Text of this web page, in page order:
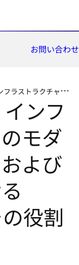
お問い合わせ
ンおよびコンテナにおけるOpenStackとその役割
ンフ
モダ
よび
役割